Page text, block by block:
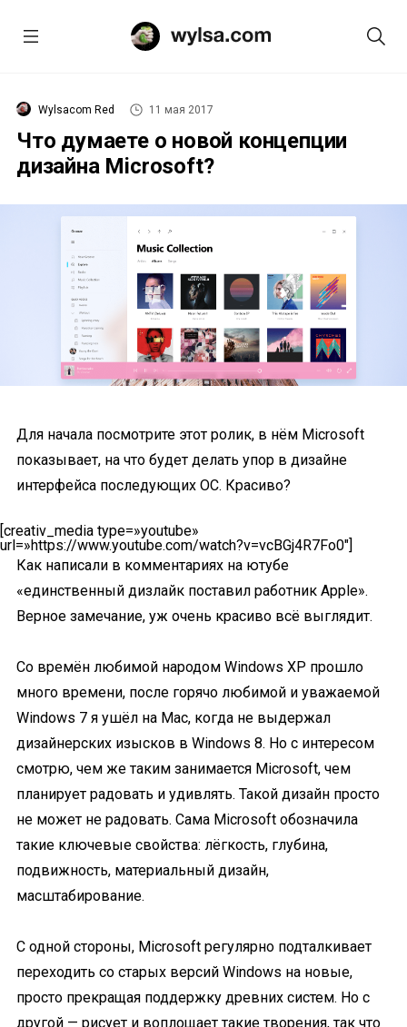
Wylsacom Red 11 мая 2017
Что думаете о новой концепции
дизайна Microsoft?
Для начала посмотрите этот ролик, в нём Microsoft
показывает, на что будет делать упор в дизайне
интерфейса последующих ОС. Красиво?
[creativ_media type=»youtube»
url=»https://www.youtube.com/watch?v=vcBGj4R7Fo0″]
Как написали в комментариях на ютубе
«единственный дизлайк поставил работник Apple».
Верное замечание, уж очень красиво всё выглядит.
Со времён любимой народом Windows XP прошло
много времени, после горячо любимой и уважаемой
Windows 7 я ушёл на Mac, когда не выдержал
дизайнерских изысков в Windows 8. Но с интересом
смотрю, чем же таким занимается Microsoft, чем
планирует радовать и удивлять. Такой дизайн просто
не может не радовать. Сама Microsoft обозначила
такие ключевые свойства: лёгкость, глубина,
подвижность, материальный дизайн,
масштабирование.
С одной стороны, Microsoft регулярно подталкивает
переходить со старых версий Windows на новые,
просто прекращая поддержку древних систем. Но с
другой — рисует и воплощает такие творения, так что